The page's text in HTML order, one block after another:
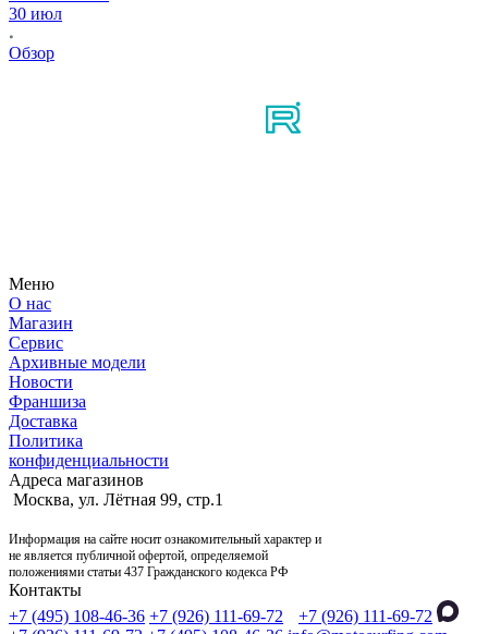
30 июл
Обзор
Меню
О нас
Магазин
Сервис
Архивные модели
Новости
Франшиза
Доставка
Политика
конфиденциальности
Адреса магазинов
Москва, ул. Лётная 99, стр.1
Информация на сайте носит ознакомительный характер и
не является публичной офертой, определяемой
положениями статьи 437 Гражданского кодекса РФ
Контакты
+7 (495) 108-46-36 +7 (926) 111-69-72
+7 (926) 111-69-72